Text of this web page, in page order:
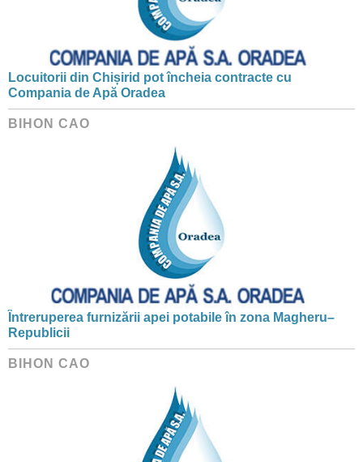
Locuitorii din Chișirid pot încheia contracte cu
Compania de Apă Oradea
BIHON CAO
Întreruperea furnizării apei potabile în zona Magheru–
Republicii
BIHON CAO